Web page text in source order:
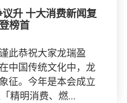
新闻复
登榜首
此恭祝大家龙瑞盈
中国传统文化中，龙
征。今年是本会成立
精明消费、燃...